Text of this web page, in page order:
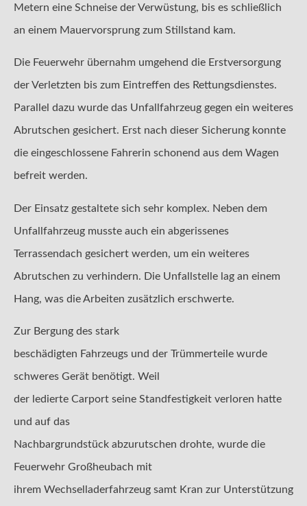
Metern eine Schneise der Verwüstung, bis es schließlich
an einem Mauervorsprung zum Stillstand kam.
Die Feuerwehr übernahm umgehend die Erstversorgung
der Verletzten bis zum Eintreffen des Rettungsdienstes.
Parallel dazu wurde das Unfallfahrzeug gegen ein weiteres
Abrutschen gesichert. Erst nach dieser Sicherung konnte
die eingeschlossene Fahrerin schonend aus dem Wagen
befreit werden.
Der Einsatz gestaltete sich sehr komplex. Neben dem
Unfallfahrzeug musste auch ein abgerissenes
Terrassendach gesichert werden, um ein weiteres
Abrutschen zu verhindern. Die Unfallstelle lag an einem
Hang, was die Arbeiten zusätzlich erschwerte.
Zur Bergung des stark
beschädigten Fahrzeugs und der Trümmerteile wurde
schweres Gerät benötigt. Weil
der ledierte Carport seine Standfestigkeit verloren hatte
und auf das
Nachbargrundstück abzurutschen drohte, wurde die
Feuerwehr Großheubach mit
ihrem Wechselladerfahrzeug samt Kran zur Unterstützung